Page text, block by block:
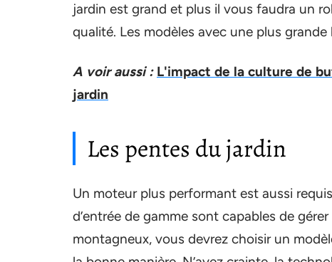
jardin est grand et plus il vous faudra un
qualité. Les modèles avec une plus
A voir aussi : L'impact de la culture de
jardin
Les pentes du jardin
Un moteur plus performant est aussi
d’entrée de gamme sont capables de
montagneux, vous devrez choisir un